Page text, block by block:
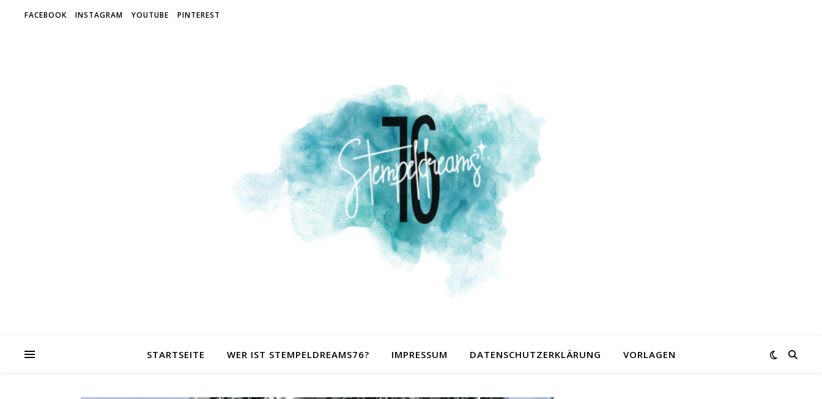
FACEBOOK INSTAGRAM YOUTUBE PINTEREST
STARTSEITE WER IST STEMPELDREAMS76? IMPRESSUM DATENSCHUTZERKLÄRUNG VORLAGEN